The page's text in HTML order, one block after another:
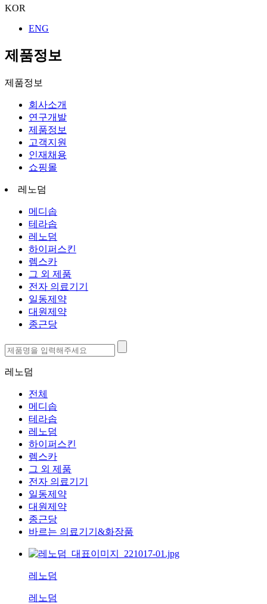
KOR
ENG
제품정보
제품정보
회사소개
연구개발
제품정보
고객지원
인재채용
쇼핑몰
레노덤
메디솝
테라솝
레노덤
하이퍼스킨
렘스카
그 외 제품
전자 의료기기
일동제약
대원제약
종근당
레노덤
전체
메디솝
테라솝
레노덤
하이퍼스킨
렘스카
그 외 제품
전자 의료기기
일동제약
대원제약
종근당
바르는 의료기기&화장품
레노덤
레노덤